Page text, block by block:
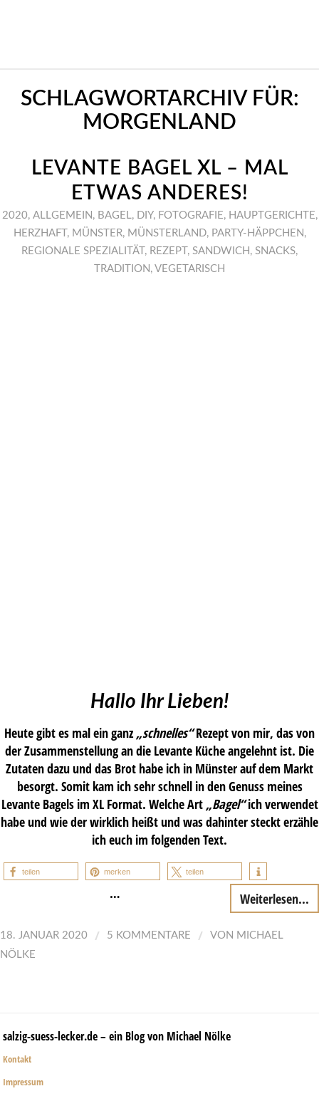
SCHLAGWORTARCHIV FÜR:
MORGENLAND
LEVANTE BAGEL XL – MAL
ETWAS ANDERES!
2020, ALLGEMEIN , BAGEL, DIY, FOTOGRAFIE, HAUPTGERICHTE,
HERZHAFT , MÜNSTER, MÜNSTERLAND, PARTY-HÄPPCHEN ,
REGIONALE SPEZIALITÄT , REZEPT , SANDWICH , SNACKS,
TRADITION , VEGETARISCH
Hallo Ihr Lieben!
Heute gibt es mal ein ganz „schnelles“Rezept von mir, das von
der Zusammenstellung an die Levante Küche angelehnt ist. Die
Zutaten dazu und das Brot habe ich in Münster auf dem Markt
besorgt. Somit kam ich sehr schnell in den Genuss meines
Levante Bagels im XL Format. Welche Art „Bagel“ich verwendet
habe und wie der wirklich heißt und was dahinter steckt erzähle
ich euch im folgenden Text.
teilen merken teilen
… Weiterlesen...
18. JANUAR 2020 / 5 KOMMENTARE / VON MICHAEL
NÖLKE
salzig-suess-lecker.de – ein Blog von Michael Nölke
Kontakt
Impressum